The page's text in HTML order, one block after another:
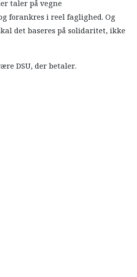
taler på vegne
forankres i reel faglighed. Og
det baseres på solidaritet, ikke
DSU, der betaler.